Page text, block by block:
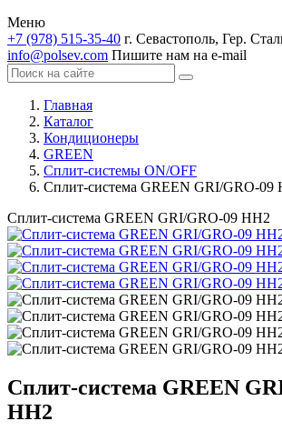
Меню
+7 (978) 515-35-40 г. Севастополь, Гер.
info@polsev.com Пишите нам на e-mail
Главная
Каталог
Кондиционеры
GREEN
Сплит-системы ON/OFF
Сплит-система GREEN GRI/GRO-09
Сплит-система GREEN GRI/GRO-09 HH2
Сплит-система GREEN
HH2